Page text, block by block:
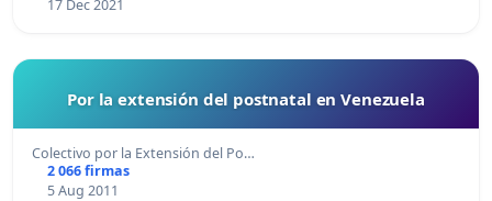
17 Dec 2021
Por la extensión del postnatal en Venezuela
Colectivo por la Extensión del Po…
2 066 firmas
5 Aug 2011